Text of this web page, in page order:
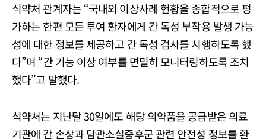
식약처 관계자는 “국내외 이상사례 현황을 종합적으로 평
가하는 한편 모든 투여 환자에게 간 독성 부작용 발생 가능
성에 대한 정보를 제공하고 간 독성 검사를 시행하도록 했
다”며 “간 기능 이상 여부를 면밀히 모니터링하도록 조치
했다”고 말했다.
식약처는 지난달 30일에도 해당 의약품을 공급받은 의료
기관에 간 손상과 담관소실증후군 관련 안전성 정보를 환